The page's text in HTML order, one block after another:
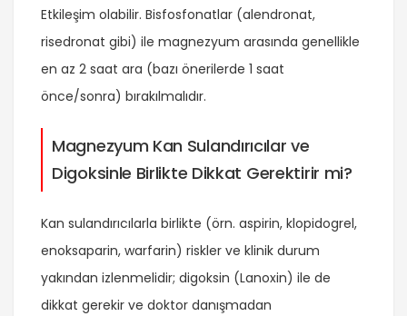
Etkileşim olabilir. Bisfosfonatlar (alendronat,
risedronat gibi) ile magnezyum arasında genellikle
en az 2 saat ara (bazı önerilerde 1 saat
önce/sonra) bırakılmalıdır.
Magnezyum Kan Sulandırıcılar ve
Digoksinle Birlikte Dikkat Gerektirir mi?
Kan sulandırıcılarla birlikte (örn. aspirin, klopidogrel,
enoksaparin, warfarin) riskler ve klinik durum
yakından izlenmelidir; digoksin (Lanoxin) ile de
dikkat gerekir ve doktor danışmadan